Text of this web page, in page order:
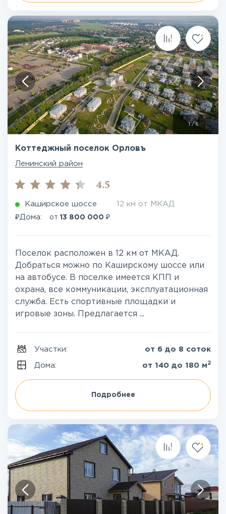
1/6
Коттеджный поселок Орловъ
Ленинский район
4.5
Каширское шоссе 12 км от МКАД
₽Дома: от 13 800 000 ₽
Поселок расположен в 12 км от МКАД.
Добраться можно по Каширскому шоссе или
на автобусе. В поселке имеется КПП и
охрана, все коммуникации, эксплуатационная
служба. Есть спортивные площадки и
игровые зоны. Предлагается ...
Участки: от 6 до 8 соток
Дома: от 140 до 180 м 2
Подробнее